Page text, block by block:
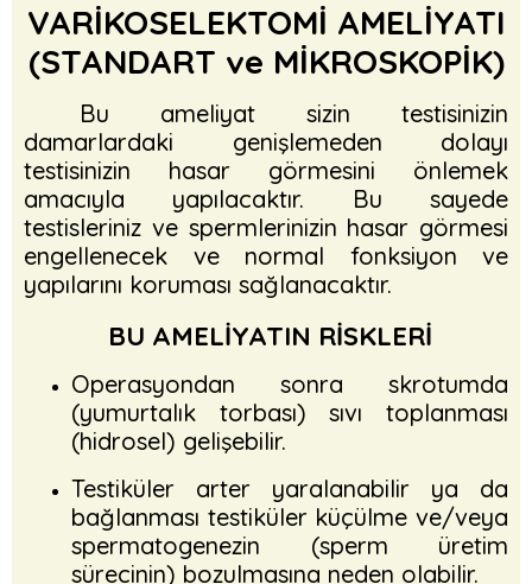
VARİKOSELEKTOMİ AMELİYATI
(STANDART ve MİKROSKOPİK)
Bu ameliyat sizin testisinizin
damarlardaki genişlemeden dolayı
testisinizin hasar görmesini önlemek
amacıyla yapılacaktır. Bu sayede
testisleriniz ve spermlerinizin hasar görmesi
engellenecek ve normal fonksiyon ve
yapılarını koruması sağlanacaktır.
BU AMELİYATIN RİSKLERİ
Operasyondan sonra skrotumda
(yumurtalık torbası) sıvı toplanması
(hidrosel) gelişebilir.
Testiküler arter yaralanabilir ya da
bağlanması testiküler küçülme ve/veya
spermatogenezin (sperm üretim
sürecinin) bozulmasına neden olabilir.